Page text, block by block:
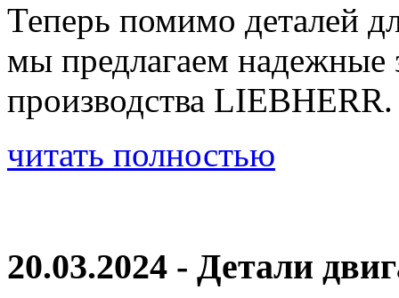
Теперь помимо деталей
мы предлагаем надежные
производства LIEBHERR.
читать полностью
20.03.2024 - Детали